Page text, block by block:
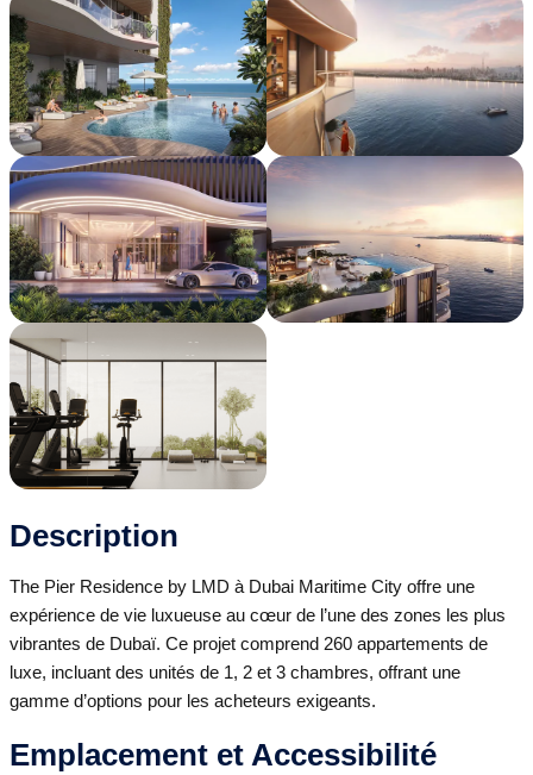
Description
The Pier Residence by LMD à Dubai Maritime City offre une
expérience de vie luxueuse au cœur de l’une des zones les plus
vibrantes de Dubaï. Ce projet comprend 260 appartements de
luxe, incluant des unités de 1, 2 et 3 chambres, offrant une
gamme d’options pour les acheteurs exigeants.
Emplacement et Accessibilité